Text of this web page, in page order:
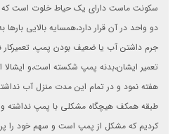
سکونت ماست دارای یک حیاط خلوت است
دو واحد در آن قرار دارد،همسایه بالایی
جرم داشتن آب یا ضعیف بودن پمپ، تعمیرکار
تعمیر ایشان،بدنه پمپ شکسته است،و
هفته نمود و در تمام این مدت منزل آب
طبقه همکف هیچگاه مشکلی با پمپ نداشته و
کردیم که مشکل از پمپ است و سهم خود را